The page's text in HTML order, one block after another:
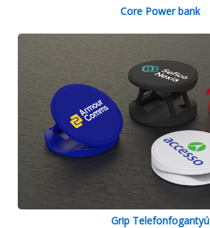
Core Power bank
Grip Telefonfogantyú